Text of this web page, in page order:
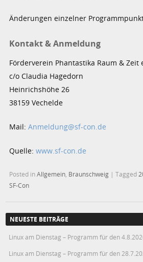
Änderungen einzelner
Kontakt & Anmeldung
Förderverein Phantastika Raum & Zeit
c/o Claudia Hagedorn
Heinrichshöhe 26
38159 Vechelde
Mail:Anmeldung@sf-con.de
Quelle:www.sf-con.de
Posted inAllgemein Braunschweig |Tagged
SF-Con
NEUESTE BEITRÄGE
Linux am Dienstag – Programm für den
Linux am Dienstag – Programm für den